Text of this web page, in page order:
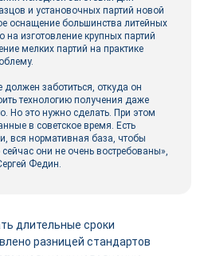
и установочных партий новой
оснащение большинства литейных
на изготовление крупных партий
мелких партий на практике
должен заботиться, откуда он
технологию получения даже
Но это нужно сделать. При этом
в советское время. Есть
вся нормативная база, чтобы
они не очень востребованы»,
Федин.
длительные сроки
разницей стандартов